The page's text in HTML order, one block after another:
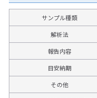
サンプル種類
解析法
報告内容
目安納期
その他